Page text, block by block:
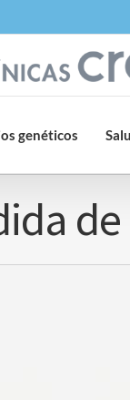
genéticos
de